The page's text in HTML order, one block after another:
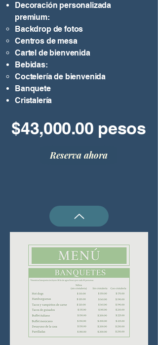
Decoración personalizada
premium:
Backdrop de fotos​
Centros de mesa
Cartel de bienvenida
Bebidas:​
Coctelería de bienvenida​
Banquete​
Cristalería
Reserva ahora
$43,000.00 pesos